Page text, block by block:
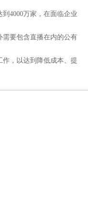
到4000万家，在面临企业
直播在内的公有
到降低成本、提